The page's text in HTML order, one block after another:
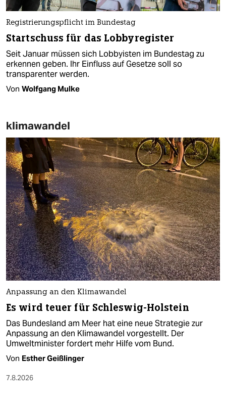
Registrierungspflicht im Bundestag
Startschuss für das Lobbyregister
Seit Januar müssen sich Lobbyisten im Bundestag zu
erkennen geben. Ihr Einfluss auf Gesetze soll so
transparenter werden.
Von Wolfgang Mulke
klimawandel
Anpassung an den Klimawandel
Es wird teuer für Schleswig-Holstein
Das Bundesland am Meer hat eine neue Strategie zur
Anpassung an den Klimawandel vorgestellt. Der
Umweltminister fordert mehr Hilfe vom Bund.
Von Esther Geißlinger
7.8.2026